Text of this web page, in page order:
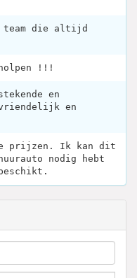
team die altijd
!!!
en
en
prijzen. Ik kan dit
nodig hebt